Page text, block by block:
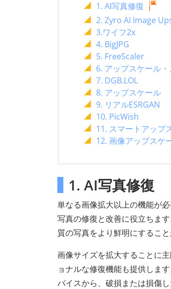
1. AI写真修復
2. Zyro AI Image
3.ワイフ2x
4. BigJPG
5. FreeScaler
6. アップスケール
7. DGB.LOL
8. アップスケール
9. リアルESRGAN
10. PicWish
11. スマートアップ
12. 画像アップスケ
1. AI写真修復
単なる画像拡大以上の機能が
写真の修復と改善に役立ちま
質の写真をより鮮明にすること
画像サイズを拡大することに
ョナルな修復機能も提供しま
バイスから、破損または損傷